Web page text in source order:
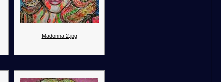
Madonna 2.jpg